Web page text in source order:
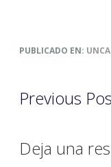
PUBLICADO EN:
Previous
Deja una